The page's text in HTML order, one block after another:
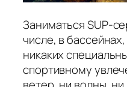
Заниматься SUP-
числе, в
никаких
спортивному